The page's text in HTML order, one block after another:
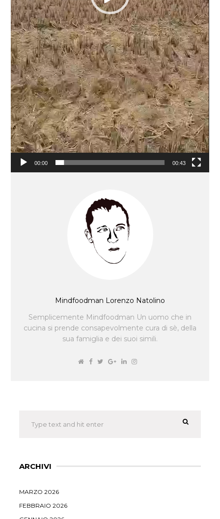
00:00 00:43
Mindfoodman Lorenzo Natolino
Semplicemente Mindfoodman Un uomo che in
cucina si prende consapevolmente cura di sè, della
sua famiglia e dei suoi simili.
ARCHIVI
MARZO 2026
FEBBRAIO 2026